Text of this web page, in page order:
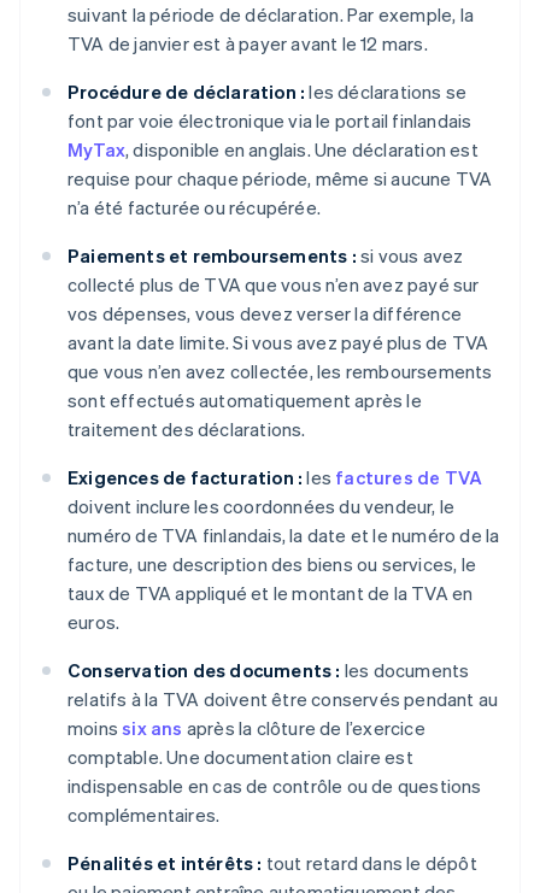
suivant la période de déclaration. Par exemple, la
TVA de janvier est à payer avant le 12 mars.
Procédure de déclaration : les déclarations se
font par voie électronique via le portail finlandais
MyTax, disponible en anglais. Une déclaration est
requise pour chaque période, même si aucune TVA
n’a été facturée ou récupérée.
Paiements et remboursements : si vous avez
collecté plus de TVA que vous n’en avez payé sur
vos dépenses, vous devez verser la différence
avant la date limite. Si vous avez payé plus de TVA
que vous n’en avez collectée, les remboursements
sont effectués automatiquement après le
traitement des déclarations.
Exigences de facturation : les factures de TVA
doivent inclure les coordonnées du vendeur, le
numéro de TVA finlandais, la date et le numéro de la
facture, une description des biens ou services, le
taux de TVA appliqué et le montant de la TVA en
euros.
Conservation des documents : les documents
relatifs à la TVA doivent être conservés pendant au
moinssix ans après la clôture de l’exercice
comptable. Une documentation claire est
indispensable en cas de contrôle ou de questions
complémentaires.
Pénalités et intérêts : tout retard dans le dépôt